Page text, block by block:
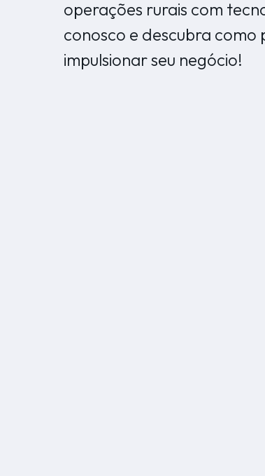
operações rurais com
conosco e descubra como
impulsionar seu negócio!